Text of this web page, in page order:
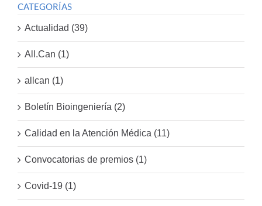
CATEGORÍAS
Actualidad (39)
All.Can (1)
allcan (1)
Boletín Bioingeniería (2)
Calidad en la Atención Médica (11)
Convocatorias de premios (1)
Covid-19 (1)